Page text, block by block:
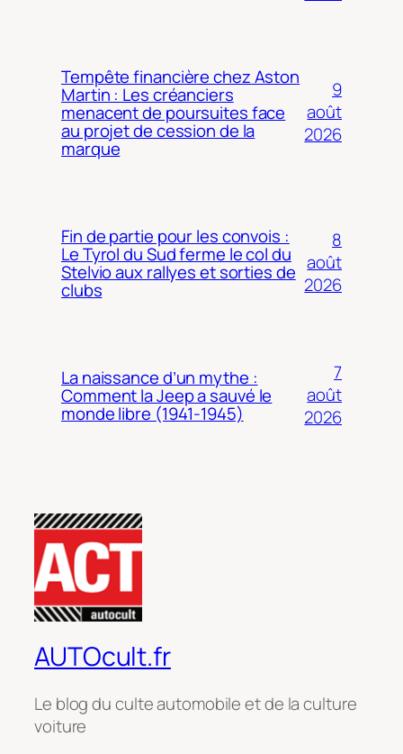
Tempête financière chez Aston
Martin : Les créanciers
menacent de poursuites face
au projet de cession de la
marque
9
août
2026
Fin de partie pour les convois :
Le Tyrol du Sud ferme le col du
Stelvio aux rallyes et sorties de
clubs
8
août
2026
La naissance d’un mythe :
Comment la Jeep a sauvé le
monde libre (1941-1945)
7
août
2026
AUTOcult.fr
Le blog du culte automobile et de la culture
voiture